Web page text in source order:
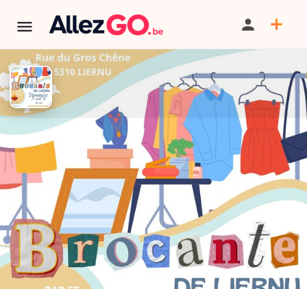
3e édition de la Brocante de
Liernu à Éghezée
PARTAGER SAUVEGARDER
AU PROGRAMME